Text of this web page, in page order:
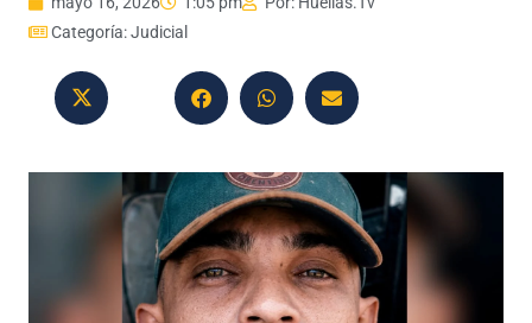
Categoría:Judicial